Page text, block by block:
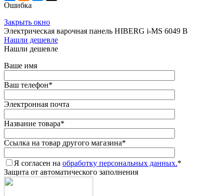
Ошибка
Закрыть окно
Электрическая варочная панель HIBERG i-MS 6049 B
Нашли дешевле
Нашли дешевле
Ваше имя
Ваш телефон*
Электронная почта
Название товара*
Ссылка на товар другого магазина*
Я согласен на обработку персональных данных.*
Защита от автоматического заполнения